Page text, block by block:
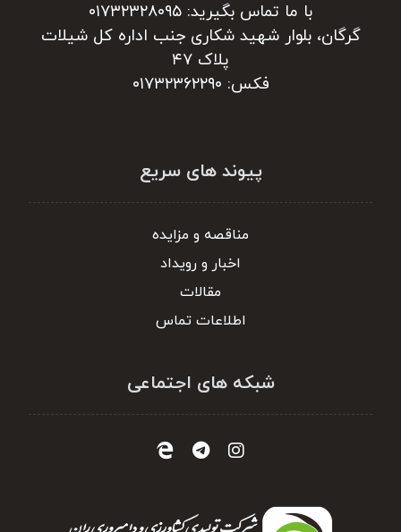
با ما تماس بگیرید: ۰۱۷۳۲۳۲۸۰۹۵
گرگان، بلوار شهید شکاری جنب اداره کل شیلات
پلاک ۴۷
فکس: ۰۱۷۳۲۳۶۲۲۹۰
پیوند های سریع
مناقصه و مزایده
اخبار و رویداد
مقالات
اطلاعات تماس
شبکه های اجتماعی